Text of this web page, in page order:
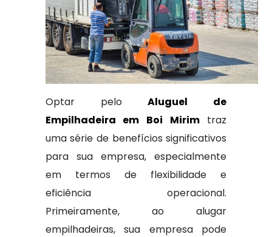
Optar peloAluguel de
Empilhadeira em Boi Mirimtraz
uma série de benefícios significativos
para sua empresa, especialmente
em termos de flexibilidade e
eficiência operacional.
Primeiramente, ao alugar
empilhadeiras, sua empresa pode